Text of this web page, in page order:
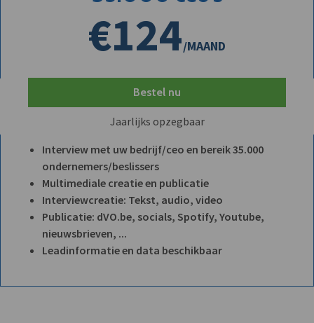
€124/MAAND
Bestel nu
Jaarlijks opzegbaar
Interview met uw bedrijf/ceo en bereik 35.000
ondernemers/beslissers
Multimediale creatie en publicatie
Interviewcreatie: Tekst, audio, video
Publicatie: dVO.be, socials, Spotify, Youtube,
nieuwsbrieven, ...
Leadinformatie en data beschikbaar